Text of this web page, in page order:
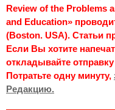
Review of the Problems
and Education»
(Boston. USA). Статьи
Если Вы хотите
откладывайте
Потратьте одну минуту,
Редакцию.